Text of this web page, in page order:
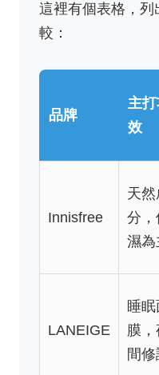
這裡有個表格，
較：
品牌
主打
效
Innisfree
天然
分，
濕為
LANEIGE
睡眠
膜，
間修